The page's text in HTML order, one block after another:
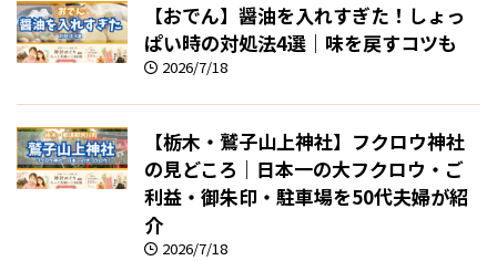
【おでん】醤油を入れすぎた！しょっ
ぱい時の対処法4選｜味を戻すコツも
2026/7/18
【栃木・鷲子山上神社】フクロウ神社
の見どころ｜日本一の大フクロウ・ご
利益・御朱印・駐車場を50代夫婦が紹
介
2026/7/18